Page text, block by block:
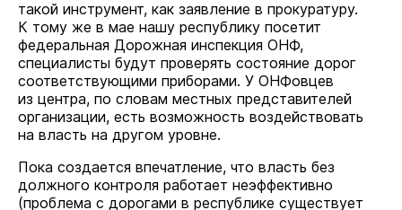
такой инструмент, как заявление в прокуратуру.
К тому же в мае нашу республику посетит
федеральная Дорожная инспекция ОНФ,
специалисты будут проверять состояние дорог
соответствующими приборами. У ОНФовцев
из центра, по словам местных представителей
организации, есть возможность воздействовать
на власть на другом уровне.
Пока создается впечатление, что власть без
должного контроля работает неэффективно
(проблема с дорогами в республике существует